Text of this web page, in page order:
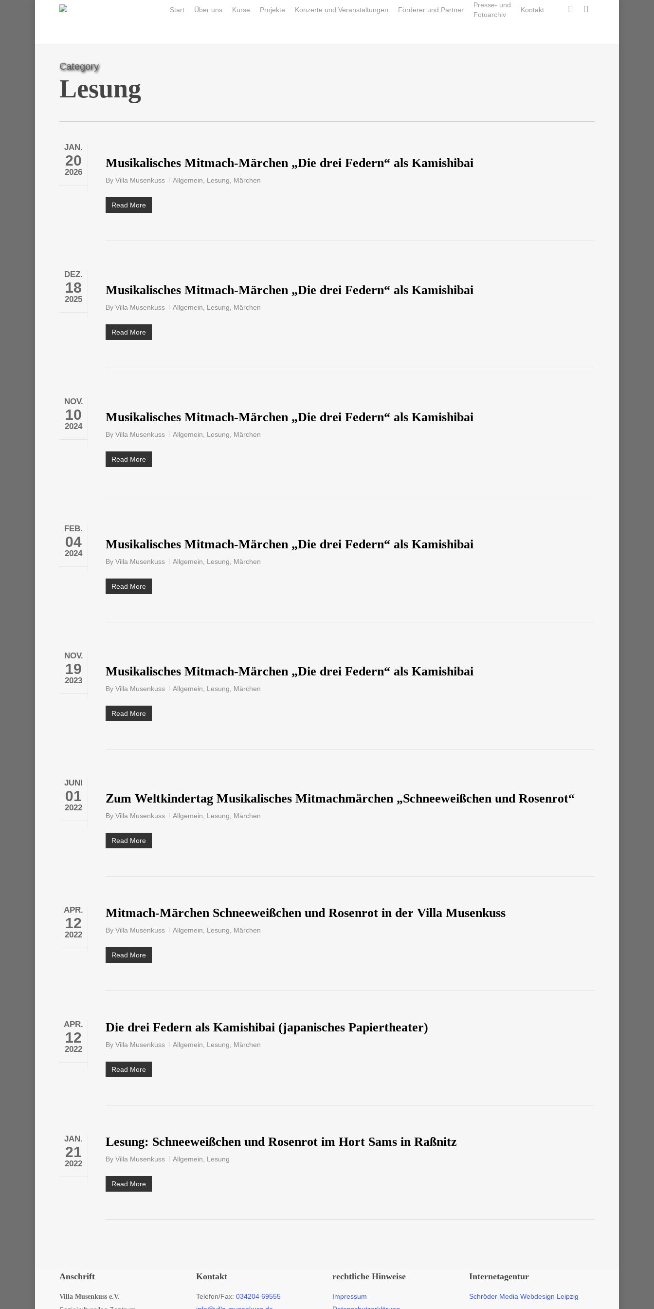
Start Über uns Kurse Projekte Konzerte und Veranstaltungen Förderer und Partner
Presse- und
Fotoarchiv
Kontakt facebookinstagram
Category
Lesung
JAN.
20
2026
Musikalisches Mitmach-Märchen „Die drei Federn“ als Kamishibai
By Villa Musenkuss Allgemein Lesung Märchen
Read More
DEZ.
18
2025
Musikalisches Mitmach-Märchen „Die drei Federn“ als Kamishibai
By Villa Musenkuss Allgemein Lesung Märchen
Read More
NOV.
10
2024
Musikalisches Mitmach-Märchen „Die drei Federn“ als Kamishibai
By Villa Musenkuss Allgemein Lesung Märchen
Read More
FEB.
04
2024
Musikalisches Mitmach-Märchen „Die drei Federn“ als Kamishibai
By Villa Musenkuss Allgemein Lesung Märchen
Read More
NOV.
19
2023
Musikalisches Mitmach-Märchen „Die drei Federn“ als Kamishibai
By Villa Musenkuss Allgemein Lesung Märchen
Read More
JUNI
01
2022
Zum Weltkindertag Musikalisches Mitmachmärchen „Schneeweißchen und Rosenrot“
By Villa Musenkuss Allgemein Lesung Märchen
Read More
APR.
12
2022
Mitmach-Märchen Schneeweißchen und Rosenrot in der Villa Musenkuss
By Villa Musenkuss Allgemein Lesung Märchen
Read More
APR.
12
2022
Die drei Federn als Kamishibai (japanisches Papiertheater)
By Villa Musenkuss Allgemein Lesung Märchen
Read More
JAN.
21
2022
Lesung: Schneeweißchen und Rosenrot im Hort Sams in Raßnitz
By Villa Musenkuss Allgemein Lesung
Read More
Anschrift
Villa Musenkuss e.V.
Kontakt
Telefon/Fax: 034204 69555
rechtliche Hinweise
Impressum
Internetagentur
Schröder Media Webdesign Leipzig